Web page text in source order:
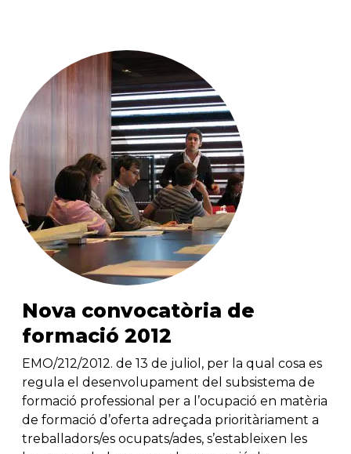
Nova convocatòria de
formació 2012
EMO/212/2012. de 13 de juliol, per la qual cosa es
regula el desenvolupament del subsistema de
formació professional per a l’ocupació en matèria
de formació d’oferta adreçada prioritàriament a
treballadors/es ocupats/ades, s’estableixen les